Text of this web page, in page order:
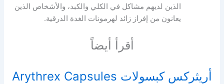
الذين لديهم مشاكل في الكلي والكبد، والأشخاص الذين
يعانون من إفراز زائد لهرمونات الغدة الدرقية.
أقرأ أيضاً
أريثركس كبسولات Arythrex Capsules